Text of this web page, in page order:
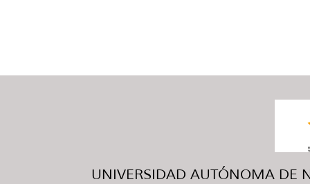
UNIVERSIDAD AUTÓNOMA DE